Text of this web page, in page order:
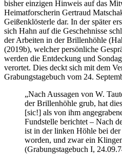
bisher einzigen Hinweis auf das
Heimatforscherin Gertraud
Geißenklösterle dar. In der später
sich Hahn auf die Geschehnisse
der Arbeiten in der Brillenhöhle
(2019b), welcher persönliche
werden die Entdeckung und
verortet. Dies deckt sich mit dem
Grabungstagebuch vom 24.
„Nach Aussagen von W.
der Brillenhöhle grub, hat
[sic!] als von ihm
Fundstelle berichtet – Nach
ist in der linken Höhle bei der
worden, und zwar ein
(Grabungstagebuch I,